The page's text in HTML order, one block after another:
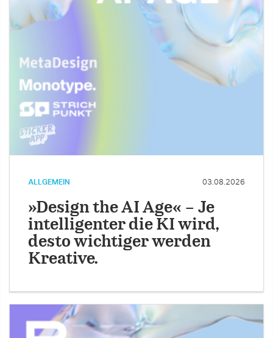
ALLGEMEIN 03.08.2026
»Design the AI Age« – Je
intelligenter die KI wird,
desto wichtiger werden
Kreative.